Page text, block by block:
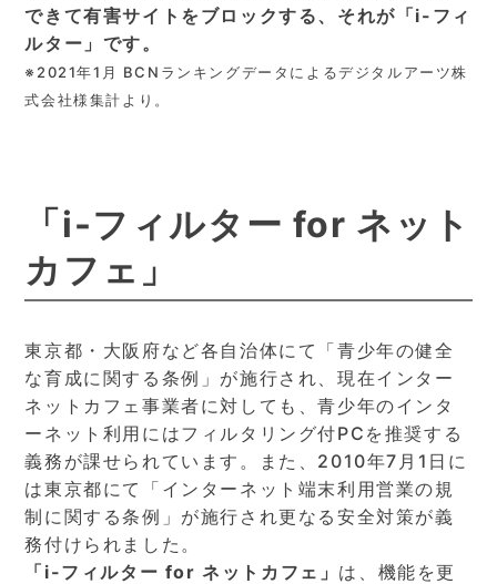
できて有害サイトをブロックする、それが「i-フィ
ルター」です。
※2021年1月 BCNランキングデータによるデジタルアーツ株
式会社様集計より。
「i-フィルター for ネット
カフェ」
東京都・大阪府など各自治体にて「青少年の健全
な育成に関する条例」が施行され、現在インター
ネットカフェ事業者に対しても、青少年のインタ
ーネット利用にはフィルタリング付PCを推奨する
義務が課せられています。また、2010年7月1日に
は東京都にて「インターネット端末利用営業の規
制に関する条例」が施行され更なる安全対策が義
務付けられました。
「i-フィルター for ネットカフェ」 は、機能を更